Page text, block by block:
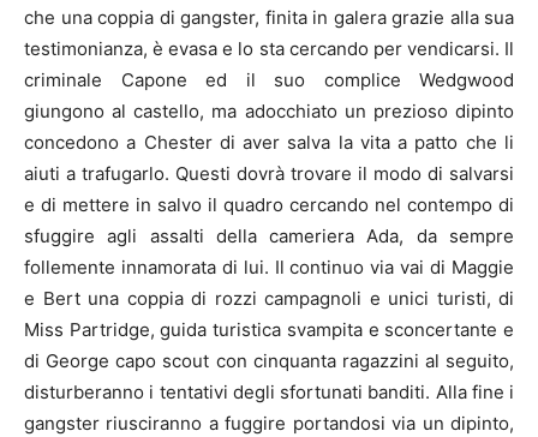
che una coppia di gangster, finita in galera grazie alla sua
testimonianza, è evasa e lo sta cercando per vendicarsi. Il
criminale Capone ed il suo complice Wedgwood
giungono al castello, ma adocchiato un prezioso dipinto
concedono a Chester di aver salva la vita a patto che li
aiuti a trafugarlo. Questi dovrà trovare il modo di salvarsi
e di mettere in salvo il quadro cercando nel contempo di
sfuggire agli assalti della cameriera Ada, da sempre
follemente innamorata di lui. Il continuo via vai di Maggie
e Bert una coppia di rozzi campagnoli e unici turisti, di
Miss Partridge, guida turistica svampita e sconcertante e
di George capo scout con cinquanta ragazzini al seguito,
disturberanno i tentativi degli sfortunati banditi. Alla fine i
gangster riusciranno a fuggire portandosi via un dipinto,